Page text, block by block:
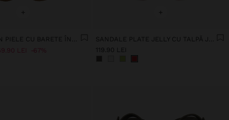
+
SANDALE DIN PIELE CU BARETE ÎNCRUCIȘATE CU DETALIU METALIC
LEI
67%
+
SANDALE PLATE JELLY CU TALPĂ JOASĂ
119.90 LEI